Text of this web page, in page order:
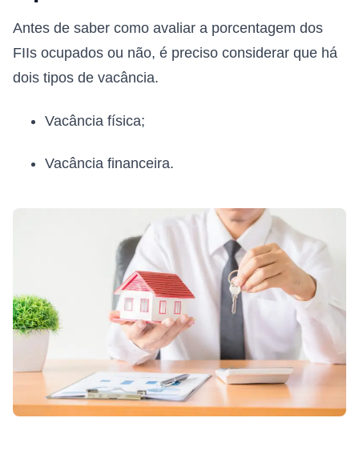
Antes de saber como avaliar a porcentagem dos
FIIs ocupados ou não, é preciso considerar que há
dois tipos de vacância.
Vacância física;
Vacância financeira.